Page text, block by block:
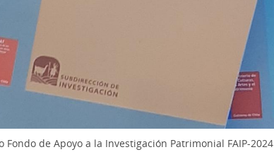
Fondo de Apoyo a la Investigación Patrimonial FAIP-2024